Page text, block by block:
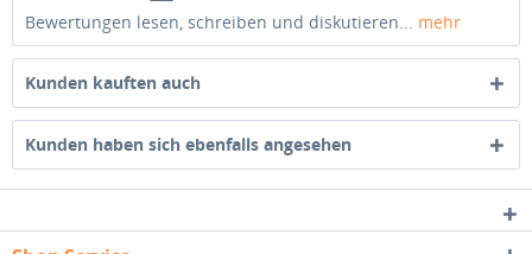
Bewertungen lesen, schreiben und diskutieren... mehr
Kunden kauften auch
Kunden haben sich ebenfalls angesehen